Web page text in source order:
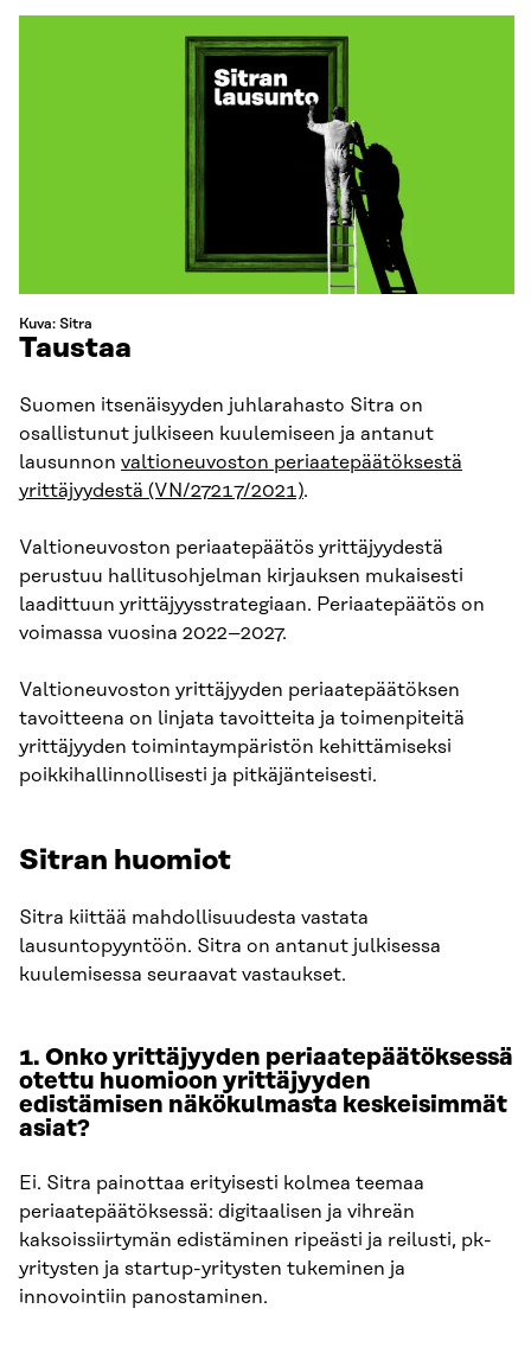
Kuva: Sitra
Taustaa
Suomen itsenäisyyden juhlarahasto Sitra on
osallistunut julkiseen kuulemiseen ja antanut
lausunnon valtioneuvoston periaatepäätöksestä
yrittäjyydestä (VN/27217/2021).
Valtioneuvoston periaatepäätös yrittäjyydestä
perustuu hallitusohjelman kirjauksen mukaisesti
laadittuun yrittäjyysstrategiaan. Periaatepäätös on
voimassa vuosina 2022–2027.
Valtioneuvoston yrittäjyyden periaatepäätöksen
tavoitteena on linjata tavoitteita ja toimenpiteitä
yrittäjyyden toimintaympäristön kehittämiseksi
poikkihallinnollisesti ja pitkäjänteisesti.
Sitran huomiot
Sitra kiittää mahdollisuudesta vastata
lausuntopyyntöön. Sitra on antanut julkisessa
kuulemisessa seuraavat vastaukset.
1. Onko yrittäjyyden periaatepäätöksessä
otettu huomioon yrittäjyyden
edistämisen näkökulmasta keskeisimmät
asiat?
Ei. Sitra painottaa erityisesti kolmea teemaa
periaatepäätöksessä: digitaalisen ja vihreän
kaksoissiirtymän edistäminen ripeästi ja reilusti, pk-
yritysten ja startup-yritysten tukeminen ja
innovointiin panostaminen.